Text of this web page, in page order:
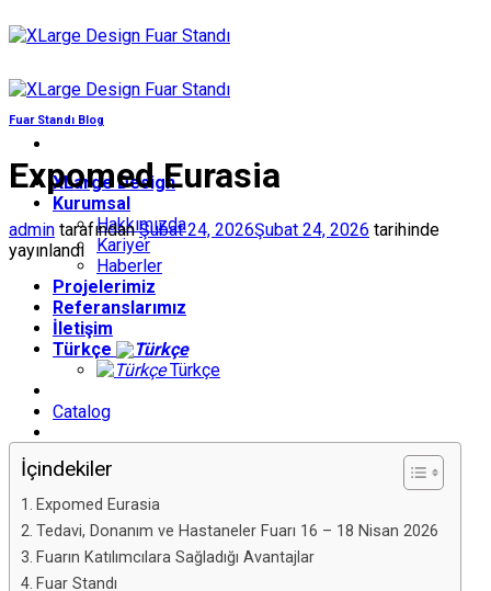
atla
XLarge Design
Kurumsal
Hakkımızda
Kariyer
Haberler
Projelerimiz
Referanslarımız
İletişim
Türkçe
Türkçe
Catalog
Catalog
Fuar Standı Blog
Expomed Eurasia
admin tarafından Şubat 24, 2026Şubat 24, 2026 tarihinde
yayınlandı
İçindekiler
Expomed Eurasia
Tedavi, Donanım ve Hastaneler Fuarı 16 – 18 Nisan 2026
Fuarın Katılımcılara Sağladığı Avantajlar
Fuar Standı